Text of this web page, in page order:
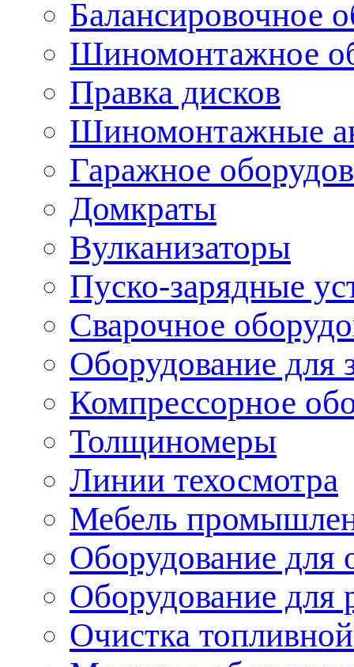
Балансировочное
Шиномонтажное
Правка дисков
Шиномонтажные
Гаражное
Домкраты
Вулканизаторы
Пуско-зарядные
Сварочное
Оборудование для
Компрессорное
Толщиномеры
Линии техосмотра
Мебель
Оборудование для
Оборудование для
Очистка